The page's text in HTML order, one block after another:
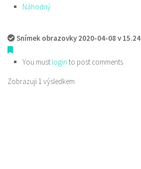
Náhodný
Snímek obrazovky 2020-04-08 v
You must login to post comments
Zobrazuji 1 výsledkem